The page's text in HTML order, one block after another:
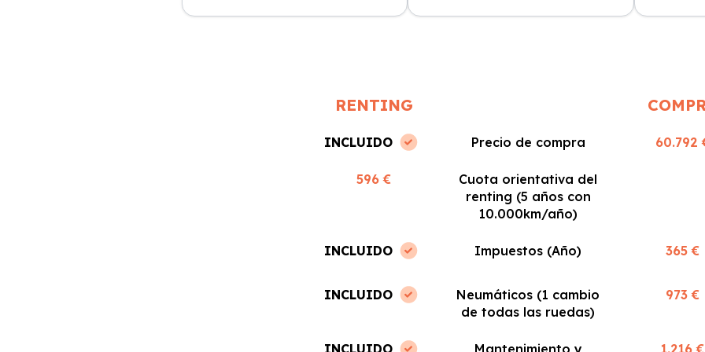
excelente y el coche llegó en
positiva. Fácil y rápido, ¡los
sin
RENTING
INCLUIDO Precio de compra 60.792
596 €
Cuota orientativa del
renting (5 años con
10.000km/año)
INCLUIDO Impuestos (Año) 365 €
INCLUIDO
Neumáticos (1 cambio
de todas las ruedas)
973 €
INCLUIDO Mantenimiento y 1.216 €